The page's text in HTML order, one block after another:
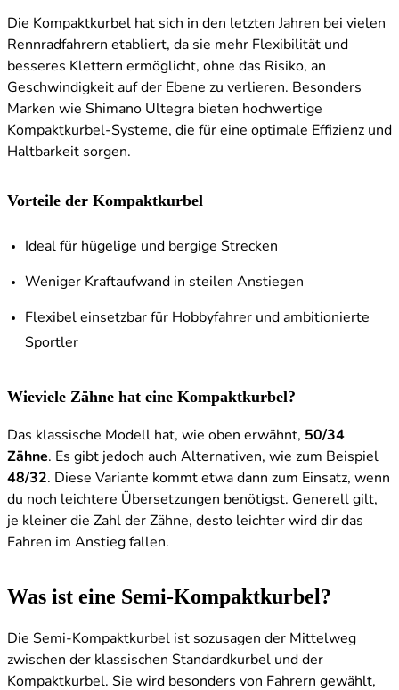
Die Kompaktkurbel hat sich in den letzten Jahren bei vielen
Rennradfahrern etabliert, da sie mehr Flexibilität und
besseres Klettern ermöglicht, ohne das Risiko, an
Geschwindigkeit auf der Ebene zu verlieren. Besonders
Marken wie Shimano Ultegra bieten hochwertige
Kompaktkurbel-Systeme, die für eine optimale Effizienz und
Haltbarkeit sorgen.
Vorteile der Kompaktkurbel
Ideal für hügelige und bergige Strecken
Weniger Kraftaufwand in steilen Anstiegen
Flexibel einsetzbar für Hobbyfahrer und ambitionierte
Sportler
Wieviele Zähne hat eine Kompaktkurbel?
Das klassische Modell hat, wie oben erwähnt, 50/34
Zähne. Es gibt jedoch auch Alternativen, wie zum Beispiel
48/32. Diese Variante kommt etwa dann zum Einsatz, wenn
du noch leichtere Übersetzungen benötigst. Generell gilt,
je kleiner die Zahl der Zähne, desto leichter wird dir das
Fahren im Anstieg fallen.
Was ist eine Semi-Kompaktkurbel?
Die Semi-Kompaktkurbel ist sozusagen der Mittelweg
zwischen der klassischen Standardkurbel und der
Kompaktkurbel. Sie wird besonders von Fahrern gewählt,